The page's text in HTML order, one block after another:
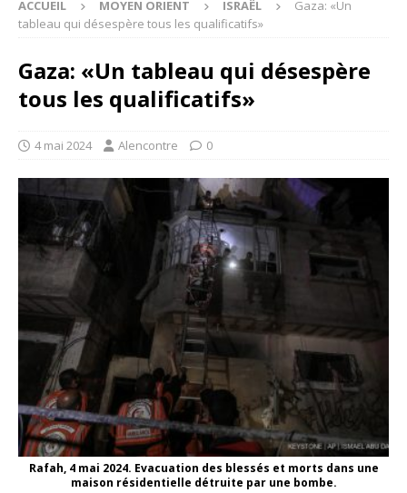
ACCUEIL MOYEN ORIENT ISRAËL
Gaza: «Un
tableau qui désespère tous les qualificatifs»
Gaza: «Un tableau qui désespère
tous les qualificatifs»
4 mai 2024 Alencontre 0
Rafah, 4 mai 2024. Evacuation des blessés et morts dans une
maison résidentielle détruite par une bombe.